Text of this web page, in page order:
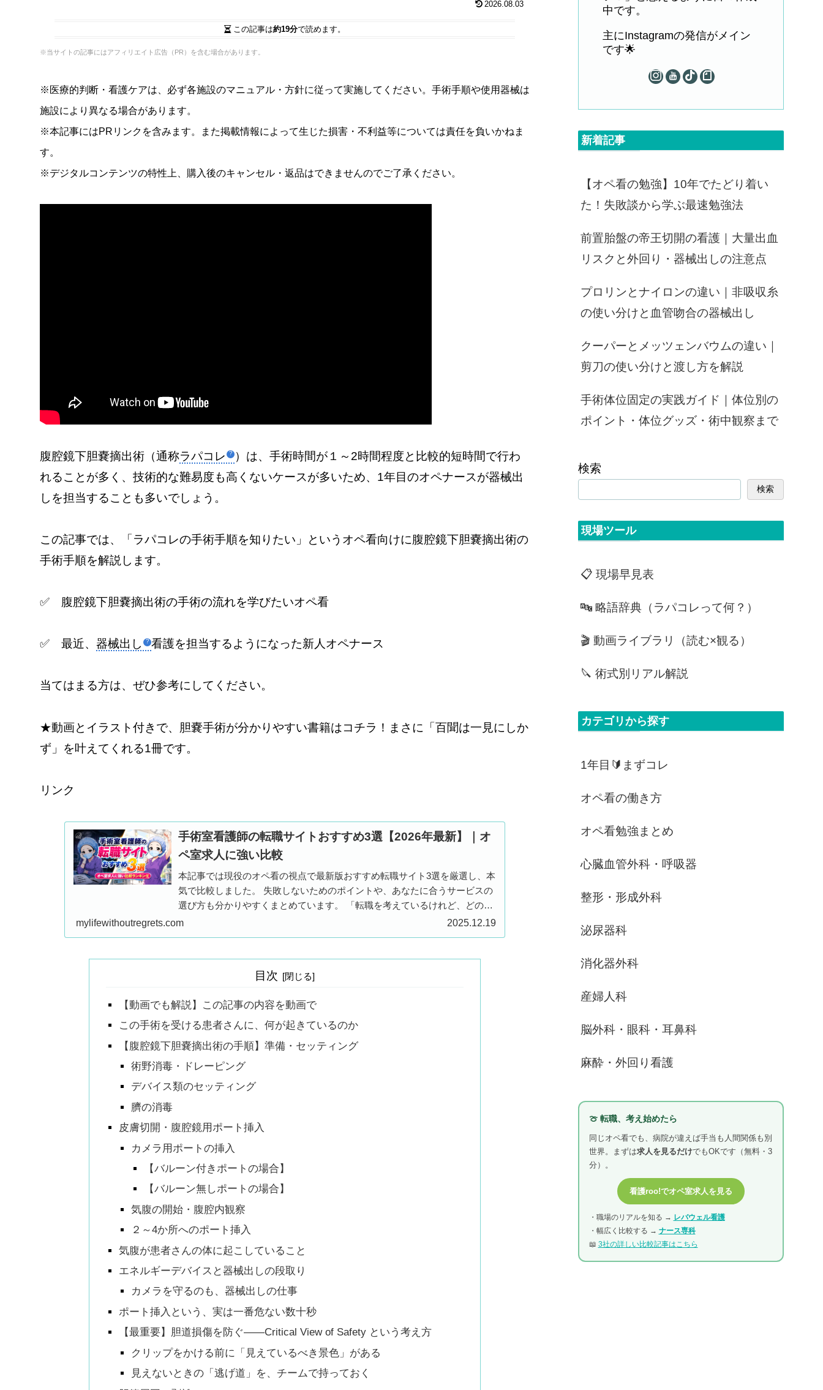
2026.08.03
この記事は約19分で読めます。
※当サイトの記事にはアフィリエイト広告（PR）を含む場合があります。
※医療的判断・看護ケアは、必ず各施設のマニュアル・方針に従って実施してください。手術手順や使用器械は
施設により異なる場合があります。
※本記事にはPRリンクを含みます。また掲載情報によって生じた損害・不利益等については責任を負いかねま
す。
※デジタルコンテンツの特性上、購入後のキャンセル・返品はできませんのでご了承ください。
腹腔鏡下胆嚢摘出術（通称ラパコレ
）は、手術時間が１～2時間程度と比較的短時間で行わ
れることが多く、技術的な難易度も高くないケースが多いため、1年目のオペナースが器械出
しを担当することも多いでしょう。
この記事では、「ラパコレの手術手順を知りたい」というオペ看向けに腹腔鏡下胆嚢摘出術の
手術手順を解説します。
✅ 腹腔鏡下胆嚢摘出術の手術の流れを学びたいオペ看
✅ 最近、 器械出し 看護を担当するようになった新人オペナース
当てはまる方は、ぜひ参考にしてください。
★動画とイラスト付きで、胆嚢手術が分かりやすい書籍はコチラ！まさに「百聞は一見にしか
ず」を叶えてくれる1冊です。
リンク
手術室看護師の転職サイトおすすめ3選【2026年最新】｜オ
ペ室求人に強い比較
本記事では現役のオペ看の視点で最新版おすすめ転職サイト3選を厳選し、本
気で比較しました。 失敗しないためのポイントや、あなたに合うサービスの
選び方も分かりやすくまとめています。 「転職を考えているけれど、どのサ
イトを選べば良いかわからない…」 そんなあなたに、この記事が必ず役立つ
mylifewithoutregrets.com 2025.12.19
目次
【動画でも解説】この記事の内容を動画で
この手術を受ける患者さんに、何が起きているのか
【腹腔鏡下胆嚢摘出術の手順】準備・セッティング
術野消毒・ドレーピング
デバイス類のセッティング
臍の消毒
皮膚切開・腹腔鏡用ポート挿入
カメラ用ポートの挿入
【バルーン付きポートの場合】
【バルーン無しポートの場合】
気腹の開始・腹腔内観察
２～4か所へのポート挿入
気腹が患者さんの体に起こしていること
エネルギーデバイスと器械出しの段取り
カメラを守るのも、器械出しの仕事
ポート挿入という、実は一番危ない数十秒
【最重要】胆道損傷を防ぐ——Critical View of Safety という考え方
クリップをかける前に「見えているべき景色」がある
見えないときの「逃げ道」を、チームで持っておく
中です。
主にInstagramの発信がメイン
です🌟
新着記事
【オペ看の勉強】10年でたどり着い
た！失敗談から学ぶ最速勉強法
前置胎盤の帝王切開の看護｜大量出血
リスクと外回り・器械出しの注意点
プロリンとナイロンの違い｜非吸収糸
の使い分けと血管吻合の器械出し
クーパーとメッツェンバウムの違い｜
剪刀の使い分けと渡し方を解説
手術体位固定の実践ガイド｜体位別の
ポイント・体位グッズ・術中観察まで
検索
検索
現場ツール
📋 現場早見表
🔤 略語辞典（ラパコレって何？）
🎬 動画ライブラリ（読む×観る）
🔪 術式別リアル解説
カテゴリから探す
1年目🔰まずコレ
オペ看の働き方
オペ看勉強まとめ
心臓血管外科・呼吸器
整形・形成外科
泌尿器科
消化器外科
産婦人科
脳外科・眼科・耳鼻科
麻酔・外回り看護
🍈 転職、考え始めたら
同じオペ看でも、病院が違えば手当も人間関係も別
世界。まずは求人を見るだけでもOKです（無料・3
分）。
看護roo!でオペ室求人を見る
・職場のリアルを知る → レバウェル看護
・幅広く比較する → ナース専科
📖 3社の詳しい比較記事はこちら